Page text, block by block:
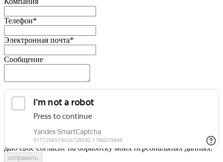
Телефон*
Электронная почта*
Сообщение
Я принимаю условияПолитики конфиденциальности
даю свое согласие на обработку моих персональных данных.